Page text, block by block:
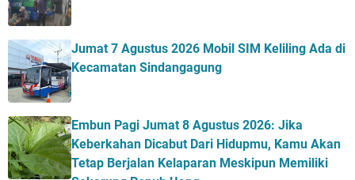
Jumat 7 Agustus 2026 Mobil SIM Keliling Ada di
Kecamatan Sindangagung
Embun Pagi Jumat 8 Agustus 2026: Jika
Keberkahan Dicabut Dari Hidupmu, Kamu Akan
Tetap Berjalan Kelaparan Meskipun Memiliki